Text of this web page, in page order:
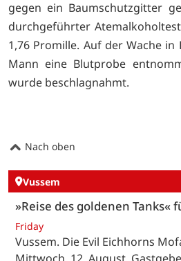
gegen ein Baumschutzgitter
durchgeführter
1,76 Promille. Auf der Wache
Mann eine Blutprobe
wurde beschlagnahmt.
Nach oben
Vussem
»Reise des goldenen Tanks«
Friday
Vussem. Die Evil Eichhorns